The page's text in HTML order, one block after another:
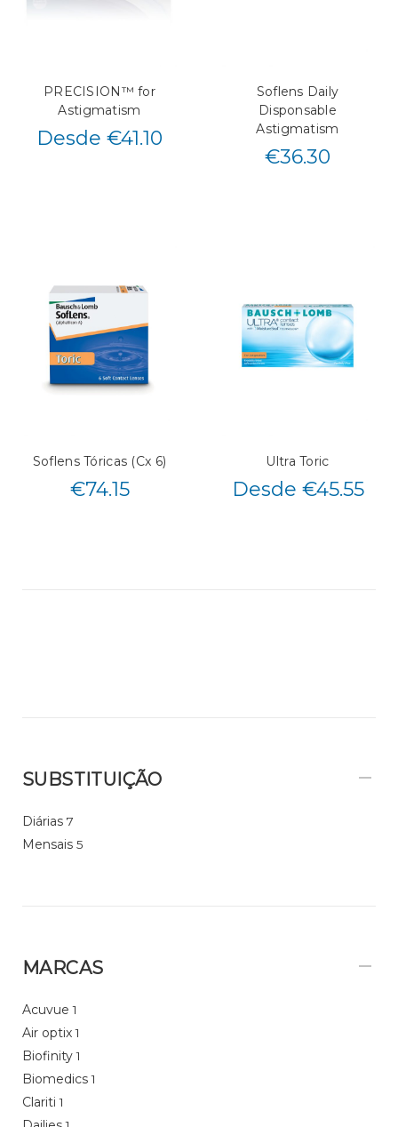
PRECISION™ for
Astigmatism
Desde €41.10
Soflens Daily
Disponsable
Astigmatism
€36.30
Soflens Tóricas (Cx 6)
€74.15
Ultra Toric
Desde €45.55
SUBSTITUIÇÃO
Diárias 7
Mensais 5
MARCAS
Acuvue 1
Air optix 1
Biofinity 1
Biomedics 1
Clariti 1